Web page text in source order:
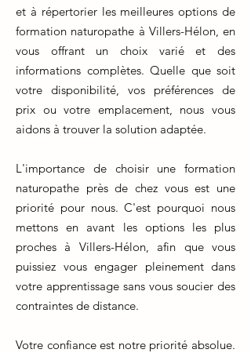
et à répertorier les meilleures options de
formation naturopathe à Villers-Hélon, en
vous offrant un choix varié et des
informations complètes. Quelle que soit
votre disponibilité, vos préférences de
prix ou votre emplacement, nous vous
aidons à trouver la solution adaptée.
L'importance de choisir une formation
naturopathe près de chez vous est une
priorité pour nous. C'est pourquoi nous
mettons en avant les options les plus
proches à Villers-Hélon, afin que vous
puissiez vous engager pleinement dans
votre apprentissage sans vous soucier des
contraintes de distance.
Votre confiance est notre priorité absolue.